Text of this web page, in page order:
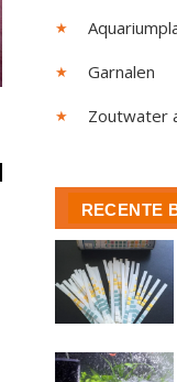
Garnalen
Zoutwater
RECENTE